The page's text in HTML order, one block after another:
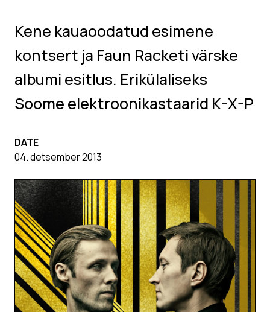
Kene kauaoodatud esimene
kontsert ja Faun Racketi värske
albumi esitlus. Erikülaliseks
Soome elektroonikastaarid K-X-P
DATE
04. detsember 2013